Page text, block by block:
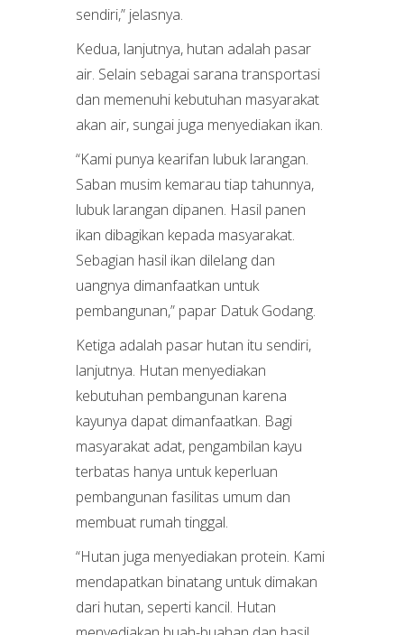
sendiri,” jelasnya.
Kedua, lanjutnya, hutan adalah pasar
air. Selain sebagai sarana transportasi
dan memenuhi kebutuhan masyarakat
akan air, sungai juga menyediakan ikan.
“Kami punya kearifan lubuk larangan.
Saban musim kemarau tiap tahunnya,
lubuk larangan dipanen. Hasil panen
ikan dibagikan kepada masyarakat.
Sebagian hasil ikan dilelang dan
uangnya dimanfaatkan untuk
pembangunan,” papar Datuk Godang.
Ketiga adalah pasar hutan itu sendiri,
lanjutnya. Hutan menyediakan
kebutuhan pembangunan karena
kayunya dapat dimanfaatkan. Bagi
masyarakat adat, pengambilan kayu
terbatas hanya untuk keperluan
pembangunan fasilitas umum dan
membuat rumah tinggal.
“Hutan juga menyediakan protein. Kami
mendapatkan binatang untuk dimakan
dari hutan, seperti kancil. Hutan